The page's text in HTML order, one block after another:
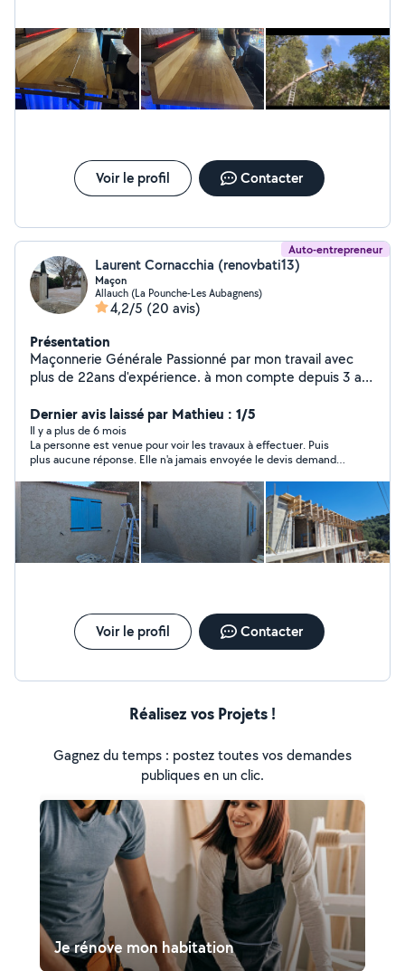
Voir le profil Contacter
Auto-entrepreneur
Laurent Cornacchia (renovbati13)
Maçon
Allauch (La Pounche-Les Aubagnens)
4,2/5 (20 avis)
Présentation
Maçonnerie Générale Passionné par mon travail avec
plus de 22ans d'expérience. à mon compte depuis 3 ans
dans les pose et rénovations de toutes types de toit -
Maçonnerie générale neuf et rénovation - construction
de maison -Charpente Couverture -Aménagement
intérieur extérieur - Carrelage sol et fayanse (tous type
de carreaux) - terrassement - piscine traditionnelle ou
moderne - ravalement de façades -placo -Etanchéité -
Création et rénovation de Salle de bain -Pose de
douche à l'italienne -Création et rénovation de Cuisine
C'est avec plaisir que je vous apporte mes
Dernier avis laissé par Mathieu : 1/5
Il y a plus de 6 mois
La personne est venue pour voir les travaux à effectuer. Puis
plus aucune réponse. Elle n'a jamais envoyée le devis demandé,
confiance.
Voir le profil Contacter
Réalisez vos Projets !
Gagnez du temps : postez toutes vos demandes
publiques en un clic.
Je rénove mon habitation